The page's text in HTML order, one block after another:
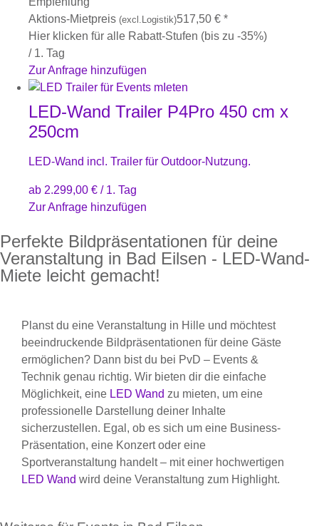
Aktions-Mietpreis (excl.Logistik)517,50 € *
Hier klicken für alle Rabatt-Stufen (bis zu -35%)
/ 1. Tag
Zur Anfrage hinzufügen
LED-Wand Trailer P4Pro 450 cm x
250cm
LED-Wand incl. Trailer für Outdoor-Nutzung.
ab 2.299,00 € / 1. Tag
Zur Anfrage hinzufügen
Perfekte Bildpräsentationen für deine
Veranstaltung in Bad Eilsen - LED-Wand-
Miete leicht gemacht!
Planst du eine Veranstaltung in Hille und möchtest
beeindruckende Bildpräsentationen für deine Gäste
ermöglichen? Dann bist du bei PvD – Events &
Technik genau richtig. Wir bieten dir die einfache
Möglichkeit, eine LED Wand zu mieten, um eine
professionelle Darstellung deiner Inhalte
sicherzustellen. Egal, ob es sich um eine Business-
Präsentation, eine Konzert oder eine
Sportveranstaltung handelt – mit einer hochwertigen
LED Wand wird deine Veranstaltung zum Highlight.